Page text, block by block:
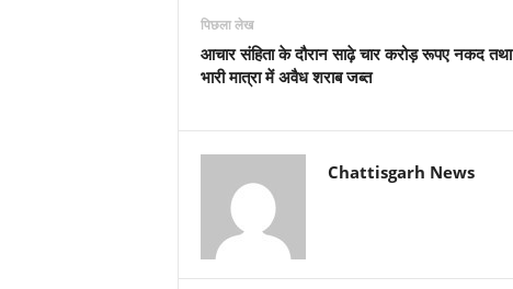
पिछला लेख
आचार संहिता के दौरान साढ़े चार करोड़ रूपए नकद तथा
भारी मात्रा में अवैध शराब जब्त
Chattisgarh News